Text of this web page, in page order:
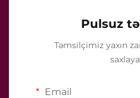
Pulsuz
Təmsilçimiz yaxın
Email